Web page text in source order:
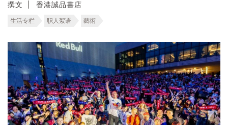
撰文 香港誠品書店
生活专栏 职人絮语 藝術